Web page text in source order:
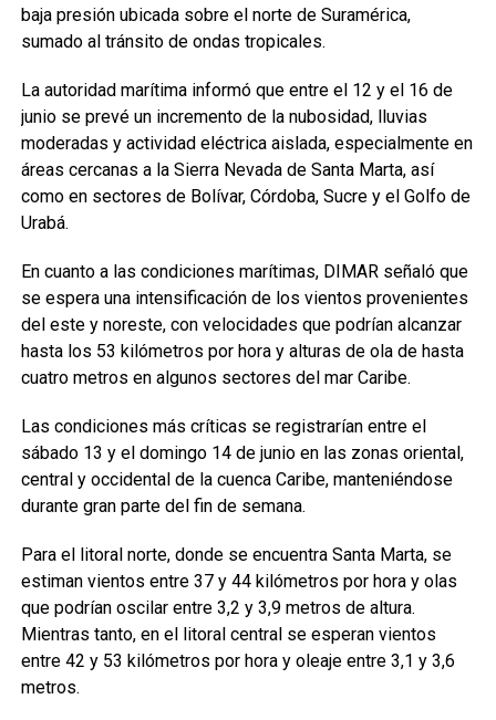
baja presión ubicada sobre el norte de Suramérica,
sumado al tránsito de ondas tropicales.
La autoridad marítima informó que entre el 12 y el 16 de
junio se prevé un incremento de la nubosidad, lluvias
moderadas y actividad eléctrica aislada, especialmente en
áreas cercanas a la Sierra Nevada de Santa Marta, así
como en sectores de Bolívar, Córdoba, Sucre y el Golfo de
Urabá.
En cuanto a las condiciones marítimas, DIMAR señaló que
se espera una intensificación de los vientos provenientes
del este y noreste, con velocidades que podrían alcanzar
hasta los 53 kilómetros por hora y alturas de ola de hasta
cuatro metros en algunos sectores del mar Caribe.
Las condiciones más críticas se registrarían entre el
sábado 13 y el domingo 14 de junio en las zonas oriental,
central y occidental de la cuenca Caribe, manteniéndose
durante gran parte del fin de semana.
Para el litoral norte, donde se encuentra Santa Marta, se
estiman vientos entre 37 y 44 kilómetros por hora y olas
que podrían oscilar entre 3,2 y 3,9 metros de altura.
Mientras tanto, en el litoral central se esperan vientos
entre 42 y 53 kilómetros por hora y oleaje entre 3,1 y 3,6
metros.